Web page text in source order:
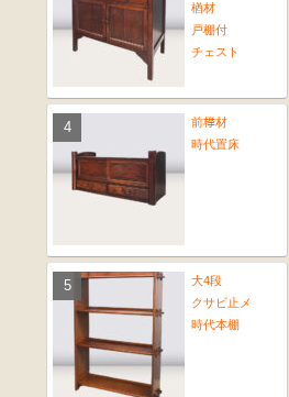
楢材
戸棚付
チェスト
前﨔材
時代置床
大4段
クサビ止メ
時代本棚